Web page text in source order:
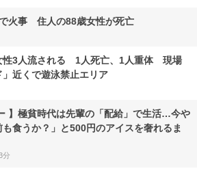
火事 住人の88歳女性が死亡
性3人流される 1人死亡、1人重体 現場
近くで遊泳禁止エリア
】極貧時代は先輩の「配給」で生活…今や
食うか？」と500円のアイスを奢れるま
分